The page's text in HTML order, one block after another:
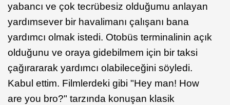
yabancı ve çok tecrübesiz olduğumu anlayan
yardımsever bir havalimanı çalışanı bana
yardımcı olmak istedi. Otobüs terminalinin açık
olduğunu ve oraya gidebilmem için bir taksi
çağırararak yardımcı olabileceğini söyledi.
Kabul ettim. Filmlerdeki gibi "Hey man! How
are you bro?" tarzında konuşan klasik